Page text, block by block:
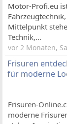
Motor-Profi.eu
Mittelpunkt
Technik,...
vor 2 Monaten,
Frisuren
für moderne
Frisuren-
moderne